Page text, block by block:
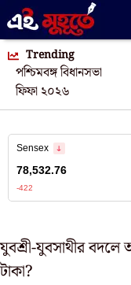
Trending
পশ্চিমবঙ্গ বিধানসভা
ফিফা ২০২৬
যুবশ্রী-যুবসাথীর
টাকা?